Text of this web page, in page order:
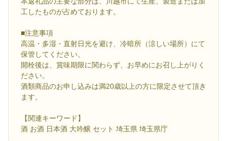
工したものが占めております。
■注意事項
高温・多湿・直射日光を避け、冷暗所（涼しい場所）にて
保管してください。
開栓後は、賞味期限に関わらず、お早めにお召し上がりく
ださい。
酒類商品のお申し込みは満20歳以上の方に限定させて頂き
ます。
【関連キーワード】
酒 お酒 日本酒 大吟醸 セット 埼玉県 埼玉県庁